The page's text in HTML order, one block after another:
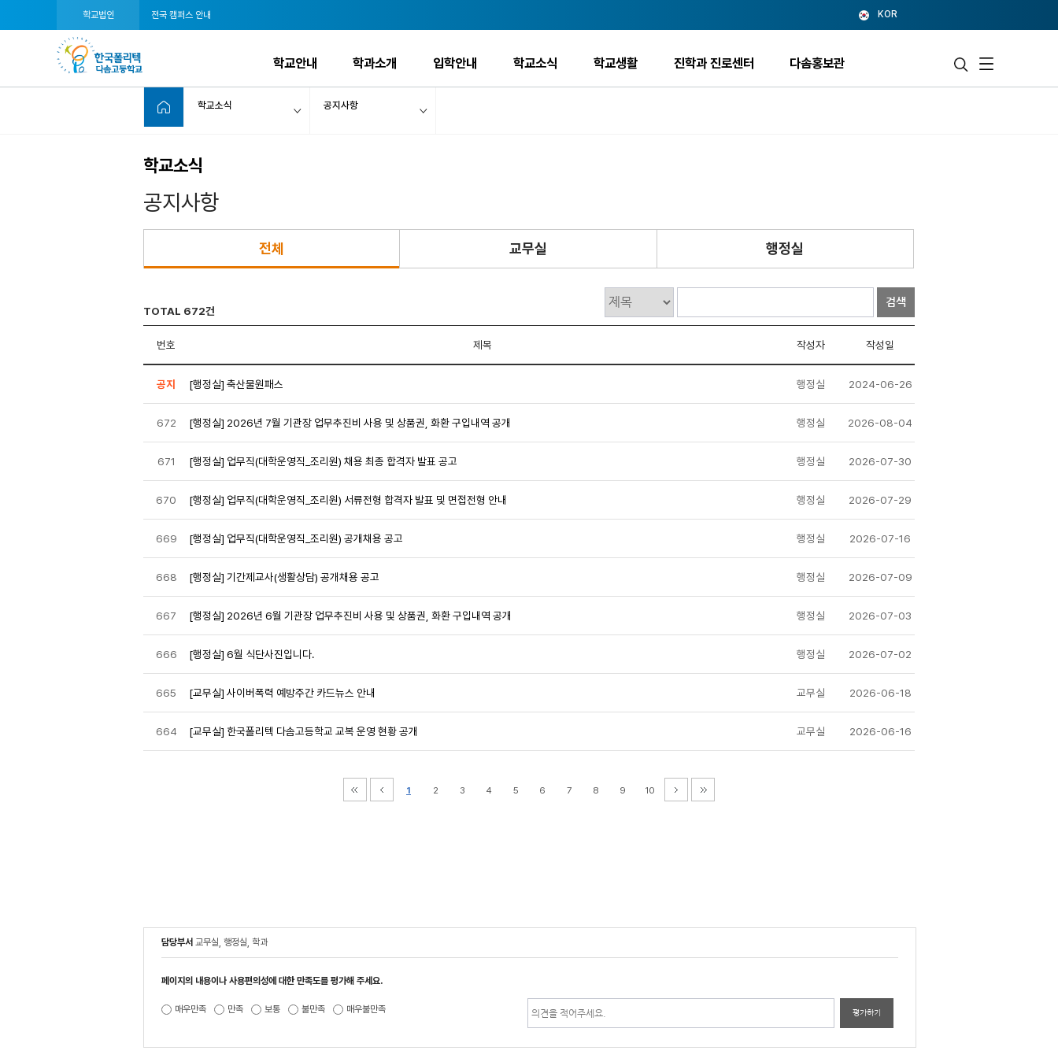
학교법인 전국 캠퍼스 안내 KOR
학교안내 학과소개 입학안내 학교소식 학교생활 진학과 진로센터 다솜홍보관
학교소식 공지사항
학교소식
공지사항
전체 교무실 행정실
TOTAL 672건
검색
번호 제목 작성자 작성일
공지 [행정실] 축산물원패스 행정실 2024-06-26
672 [행정실] 2026년 7월 기관장 업무추진비 사용 및 상품권, 화환 구입내역 공개 행정실 2026-08-04
671 [행정실] 업무직(대학운영직_조리원) 채용 최종 합격자 발표 공고 행정실 2026-07-30
670 [행정실] 업무직(대학운영직_조리원) 서류전형 합격자 발표 및 면접전형 안내 행정실 2026-07-29
669 [행정실] 업무직(대학운영직_조리원) 공개채용 공고 행정실 2026-07-16
668 [행정실] 기간제교사(생활상담) 공개채용 공고 행정실 2026-07-09
667 [행정실] 2026년 6월 기관장 업무추진비 사용 및 상품권, 화환 구입내역 공개 행정실 2026-07-03
666 [행정실] 6월 식단사진입니다. 행정실 2026-07-02
665 [교무실] 사이버폭력 예방주간 카드뉴스 안내 교무실 2026-06-18
664 [교무실] 한국폴리텍 다솜고등학교 교복 운영 현황 공개 교무실 2026-06-16
1 2 3 4 5 6 7 8 9 10
담당부서 교무실, 행정실, 학과
페이지의 내용이나 사용편의성에 대한 만족도를 평가해 주세요.
매우만족 만족 보통 불만족 매우불만족 평가하기